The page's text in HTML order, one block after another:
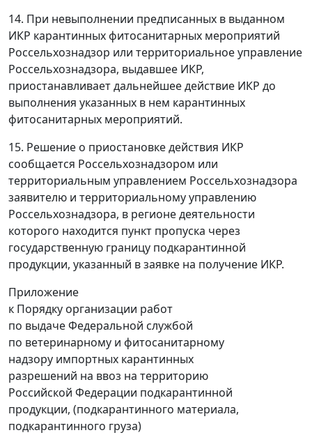
14. При невыполнении предписанных в выданном
ИКР карантинных фитосанитарных мероприятий
Россельхознадзор или территориальное управление
Россельхознадзора, выдавшее ИКР,
приостанавливает дальнейшее действие ИКР до
выполнения указанных в нем карантинных
фитосанитарных мероприятий.
15. Решение о приостановке действия ИКР
сообщается Россельхознадзором или
территориальным управлением Россельхознадзора
заявителю и территориальному управлению
Россельхознадзора, в регионе деятельности
которого находится пункт пропуска через
государственную границу подкарантинной
продукции, указанный в заявке на получение ИКР.
Приложение
к Порядку организации работ
по выдаче Федеральной службой
по ветеринарному и фитосанитарному
надзору импортных карантинных
разрешений на ввоз на территорию
Российской Федерации подкарантинной
продукции, (подкарантинного материала,
подкарантинного груза)